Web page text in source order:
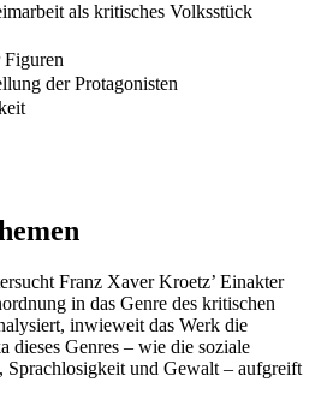
als kritisches Volksstück
Figuren
der Protagonisten
Franz Xaver Kroetz’ Einakter
in das Genre des kritischen
inwieweit das Werk die
dieses Genres – wie die soziale
Sprachlosigkeit und Gewalt – aufgreift